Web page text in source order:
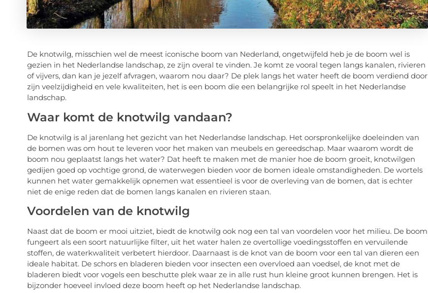
De knotwilg, misschien wel de meest iconische boom van Nederland, ongetwijfeld heb je de boom wel is
gezien in het Nederlandse landschap, ze zijn overal te vinden. Je komt ze vooral tegen langs kanalen, rivieren
of vijvers, dan kan je jezelf afvragen, waarom nou daar? De plek langs het water heeft de boom verdiend door
zijn veelzijdigheid en vele kwaliteiten, het is een boom die een belangrijke rol speelt in het Nederlandse
landschap.
Waar komt de knotwilg vandaan?
De knotwilg is al jarenlang het gezicht van het Nederlandse landschap. Het oorspronkelijke doeleinden van
de bomen was om hout te leveren voor het maken van meubels en gereedschap. Maar waarom wordt de
boom nou geplaatst langs het water? Dat heeft te maken met de manier hoe de boom groeit, knotwilgen
gedijen goed op vochtige grond, de waterwegen bieden voor de bomen ideale omstandigheden. De wortels
kunnen het water gemakkelijk opnemen wat essentieel is voor de overleving van de bomen, dat is echter
niet de enige reden dat de bomen langs kanalen en rivieren staan.
Voordelen van de knotwilg
Naast dat de boom er mooi uitziet, biedt de knotwilg ook nog een tal van voordelen voor het milieu. De boom
fungeert als een soort natuurlijke filter, uit het water halen ze overtollige voedingsstoffen en vervuilende
stoffen, de waterkwaliteit verbetert hierdoor. Daarnaast is de knot van de boom voor een tal van dieren een
ideale habitat. De schors en bladeren bieden voor insecten een overvloed aan voedsel, de knot met de
bladeren biedt voor vogels een beschutte plek waar ze in alle rust hun kleine groot kunnen brengen. Het is
bijzonder hoeveel invloed deze boom heeft op het Nederlandse landschap.